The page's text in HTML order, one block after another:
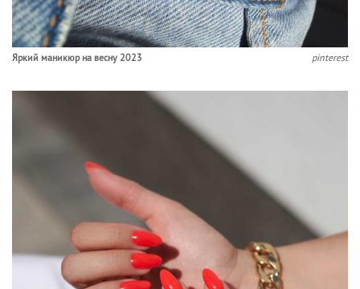
Яркий маникюр на весну 2023 pinterest